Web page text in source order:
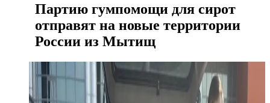
Партию гумпомощи для сирот
отправят на новые территории
России из Мытищ